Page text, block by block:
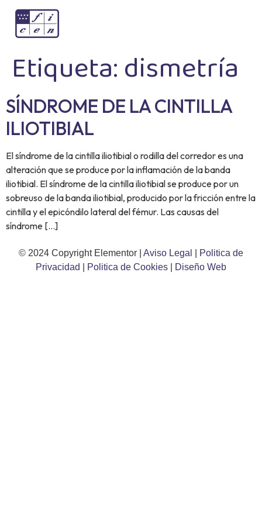
Etiqueta:dismetría
SÍNDROME DE LA CINTILLA
ILIOTIBIAL
El síndrome de la cintilla iliotibial o rodilla del corredor es una
alteración que se produce por la inflamación de la banda
iliotibial. El síndrome de la cintilla iliotibial se produce por un
sobreuso de la banda iliotibial, producido por la fricción entre la
cintilla y el epicóndilo lateral del fémur. Las causas del
síndrome […]
© 2024 Copyright Elementor | Aviso Legal
Politica de
Privacidad
Politica de Cookies Diseño Web